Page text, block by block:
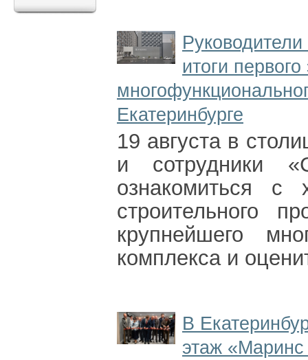
итоги
Екатеринбурге
19 августа в
и сотрудники
ознакомиться с
строительного
крупнейшего
комплекса и
В
этаж